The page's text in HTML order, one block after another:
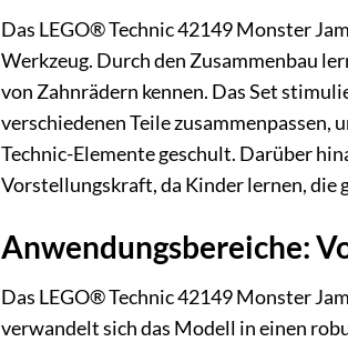
Das LEGO® Technic 42149 Monster
Werkzeug. Durch den Zusammenbau
von Zahnrädern kennen. Das Set
verschiedenen Teile zusammenpassen,
Technic-Elemente geschult. Darüber
Vorstellungskraft, da Kinder lernen, die
Anwendungsbereiche:
Das LEGO® Technic 42149 Monster
verwandelt sich das Modell in einen